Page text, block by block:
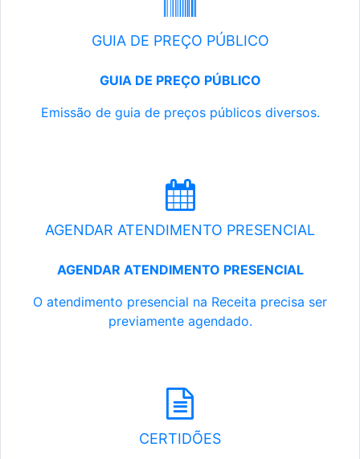
GUIA DE PREÇO PÚBLICO
GUIA DE PREÇO PÚBLICO
Emissão de guia de preços públicos diversos.
AGENDAR ATENDIMENTO PRESENCIAL
AGENDAR ATENDIMENTO PRESENCIAL
O atendimento presencial na Receita precisa ser
previamente agendado.
CERTIDÕES